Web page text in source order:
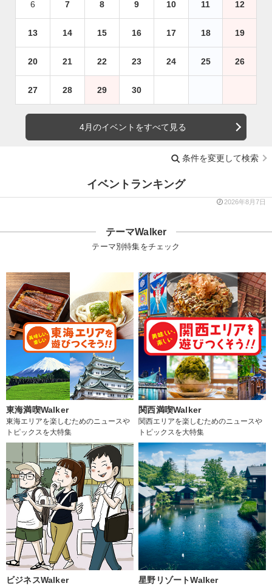
6 7 8 9 10 11 12
13 14 15 16 17 18 19
20 21 22 23 24 25 26
27 28 29 30
4月のイベントをすべて見る
条件を変更して検索
イベントランキング
2026年8月7日
テーマWalker
テーマ別特集をチェック
東海満喫Walker
東海エリアを楽しむためのニュースや
トピックスを大特集
関西満喫Walker
関西エリアを楽しむためのニュースや
トピックスを大特集
ビジネスWalker 星野リゾートWalker